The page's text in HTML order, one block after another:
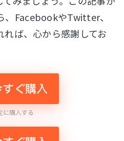
、FacebookやTwitter、
ば、心から感謝してお